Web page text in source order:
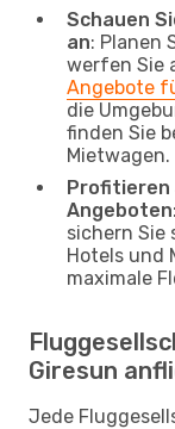
Schauen
an: Planen
werfen Sie
Angebote
die
finden Sie
Mietwagen.
Profitieren
Angeboten
sichern Sie
Hotels und
maximale
Giresun
Jede